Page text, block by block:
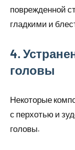
поврежденной
гладкими и
4.
головы
Некоторые
с перхотью и
головы.